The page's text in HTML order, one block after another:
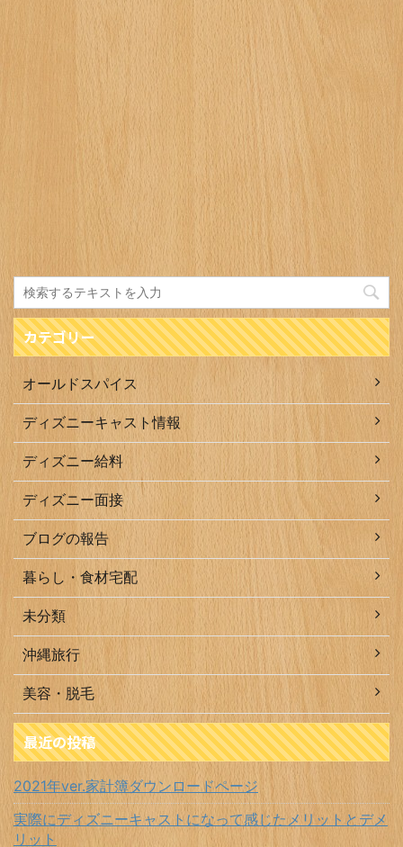
カテゴリー
オールドスパイス
ディズニーキャスト情報
ディズニー給料
ディズニー面接
ブログの報告
暮らし・食材宅配
未分類
沖縄旅行
美容・脱毛
最近の投稿
2021年ver.家計簿ダウンロードページ
実際にディズニーキャストになって感じたメリットとデメ
リット